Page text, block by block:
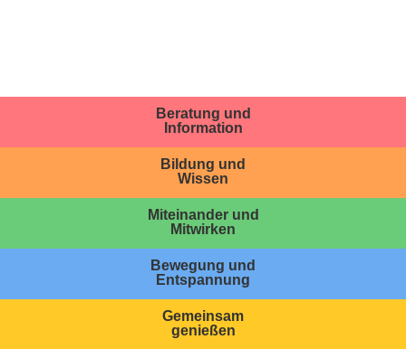
Beratung und
Information
Bildung und
Wissen
Miteinander und
Mitwirken
Bewegung und
Entspannung
Gemeinsam
genießen